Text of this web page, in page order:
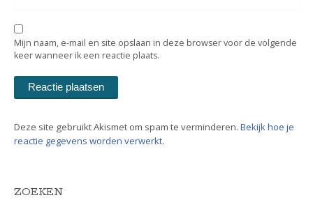
Mijn naam, e-mail en site opslaan in deze browser voor de volgende
keer wanneer ik een reactie plaats.
Deze site gebruikt Akismet om spam te verminderen. Bekijk hoe je
reactie gegevens worden verwerkt.
ZOEKEN